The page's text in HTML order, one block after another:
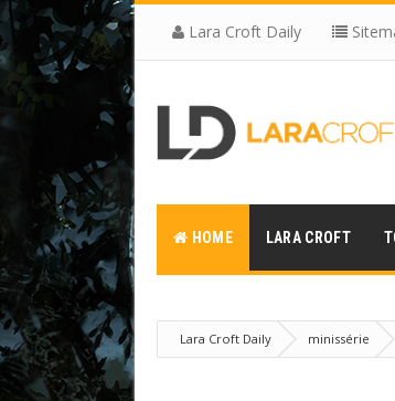
Lara Croft Daily
HOME LARA CROFT
Lara Croft Daily minissérie
está em pré-produção